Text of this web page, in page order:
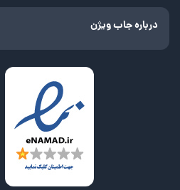
درباره جاب ویژن